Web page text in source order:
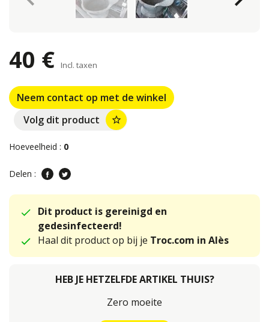
40 € Incl. taxen
Neem contact op met de winkel
Volg dit product
star_border
Hoeveelheid : 0
Delen :
Dit product is gereinigd en
gedesinfecteerd!
Haal dit product op bij je Troc.com in Alès
HEB JE HETZELFDE ARTIKEL THUIS?
Zero moeite